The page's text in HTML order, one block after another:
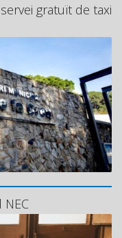
gratuït de taxi
NEC